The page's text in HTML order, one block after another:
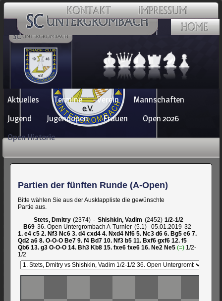
Navigation
überspringen
Aktuelles Termine Verein
Mannschaften
Jugend
Jugendopen Frauen
Open 2026
Open Historie
Partien der fünften Runde (A-Open)
Bitte wählen Sie aus der Ausklappliste die gewünschte
Partie aus.
Stets, Dmitry
2374 - Shishkin, Vadim 2452
1/2-1/2
B69 36. Open Untergrombach A-Turnier 5.1 05.01.2019 32
1. e4 c5 2. Nf3 Nc6 3. d4 cxd4 4. Nxd4 Nf6 5. Nc3 d6 6. Bg5 e6 7.
Qd2 a6 8. O-O-O Be7 9. f4 Bd7 10. Nf3 b5 11. Bxf6 gxf6 12. f5
Qb6 13. g3 O-O-O 14. Bh3 Kb8 15. fxe6 fxe6 16. Ne2 Ne5 (=) 1/2-
1/2